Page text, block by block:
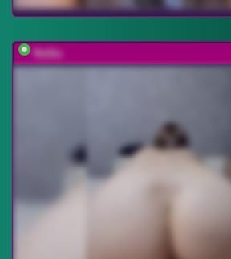
Relfia